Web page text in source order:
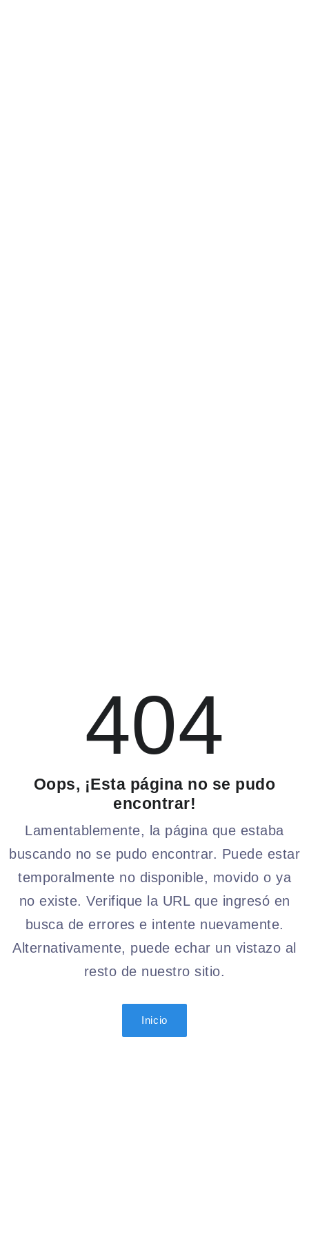
404
Oops, ¡Esta página no se pudo
encontrar!
Lamentablemente, la página que estaba
buscando no se pudo encontrar. Puede estar
temporalmente no disponible, movido o ya
no existe. Verifique la URL que ingresó en
busca de errores e intente nuevamente.
Alternativamente, puede echar un vistazo al
resto de nuestro sitio.
Inicio